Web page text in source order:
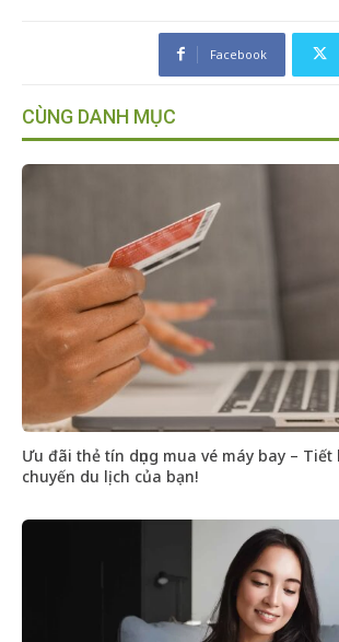
Facebook
CÙNG DANH MỤC
Ưu đãi thẻ tín dụng mua vé máy bay –
chuyến du lịch của bạn!